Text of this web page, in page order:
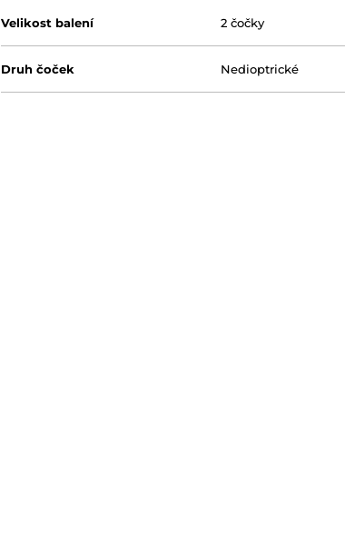
Velikost balení 2 čočky
Druh čoček Nedioptrické